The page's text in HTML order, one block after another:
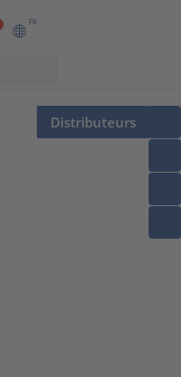
FR
Distributeurs